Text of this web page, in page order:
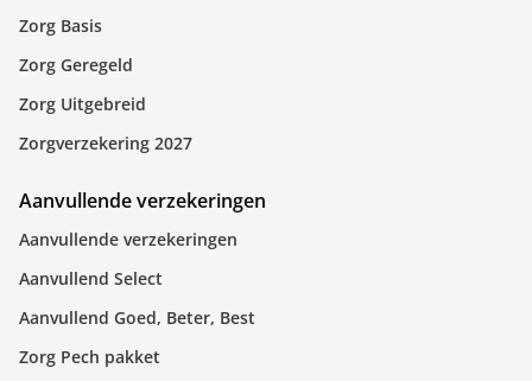
Zorg Basis
Zorg Geregeld
Zorg Uitgebreid
Zorgverzekering 2027
Aanvullende verzekeringen
Aanvullende verzekeringen
Aanvullend Select
Aanvullend Goed, Beter, Best
Zorg Pech pakket